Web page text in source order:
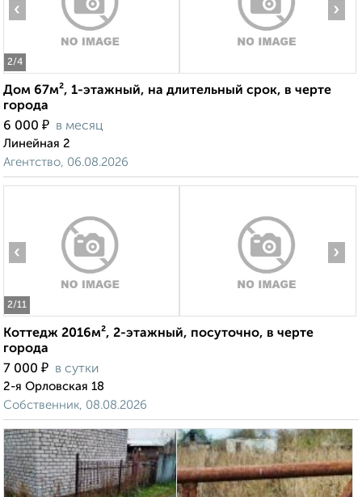
2/4
‹ ›
Дом 67м², 1-этажный, на длительный срок, в черте
города
6 000 ₽ в месяц
Линейная 2
Агентство, 06.08.2026
2/11
‹ ›
Коттедж 2016м², 2-этажный, посуточно, в черте
города
7 000 ₽ в сутки
2-я Орловская 18
Собственник, 08.08.2026